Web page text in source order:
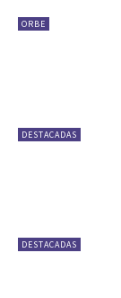
ORBE
DESTACADAS
DESTACADAS